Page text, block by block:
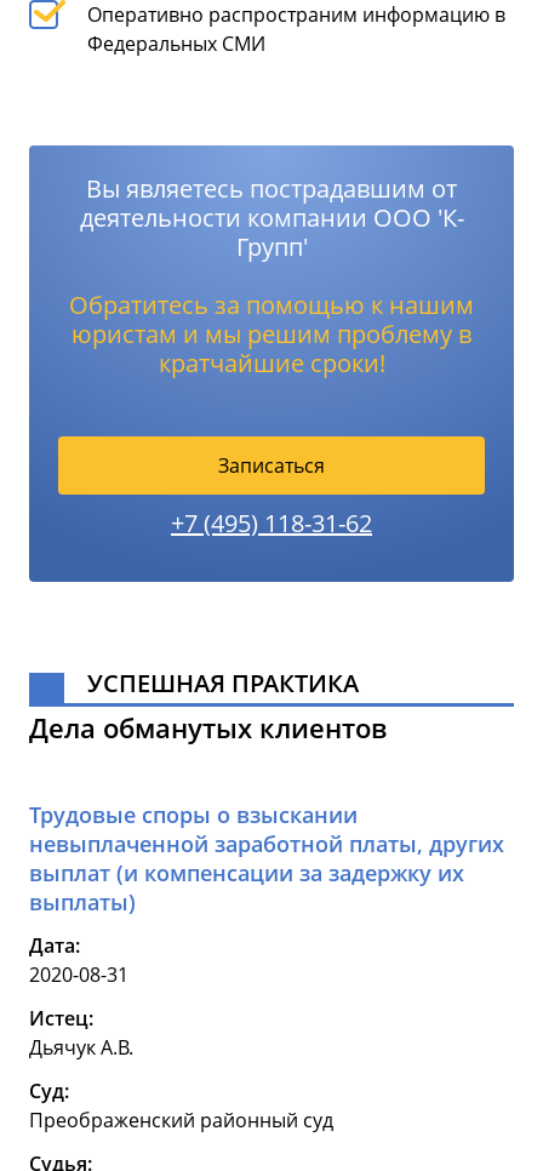
Оперативно распространим информацию в
Федеральных СМИ
Вы являетесь пострадавшим от
деятельности компании ООО 'К-
Групп'
Обратитесь за помощью к нашим
юристам и мы решим проблему в
кратчайшие сроки!
Записаться
+7 (495) 118-31-62
УСПЕШНАЯ ПРАКТИКА
Дела обманутых клиентов
Трудовые споры о взыскании
невыплаченной заработной платы, других
выплат (и компенсации за задержку их
выплаты)
Дата:
2020-08-31
Истец:
Дьячук А.В.
Суд:
Преображенский районный суд
Судья: